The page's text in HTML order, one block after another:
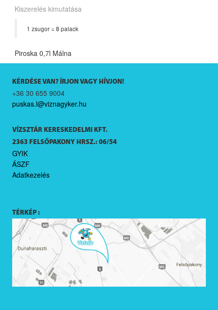
Kiszerelés kimutatása
1 zsugor = 8 palack
Piroska 0,7l Málna
KÉRDÉSE VAN? ÍRJON VAGY HÍVJON!
+36 30 655 9004
puskas.l@viznagyker.hu
VÍZSZTÁR KERESKEDELMI KFT.
2363 FELSŐPAKONY HRSZ.: 06/54
GYIK
ÁSZF
Adatkezelés
TÉRKÉP :